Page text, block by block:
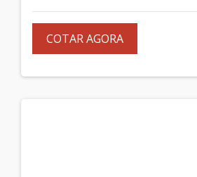
COTAR AGORA